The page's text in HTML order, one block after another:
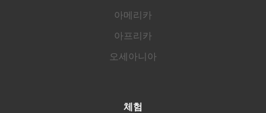
아메리카
아프리카
오세아니아
체험